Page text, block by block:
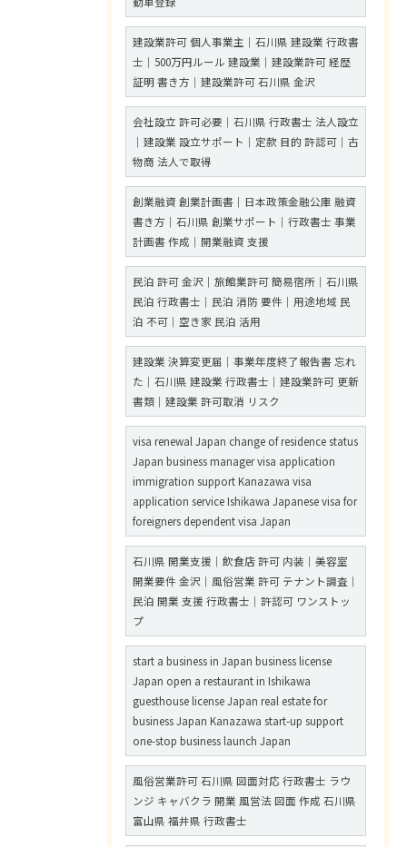
建設業許可 個人事業主｜石川県 建設業 行政書
士｜500万円ルール 建設業｜建設業許可 経歴
証明 書き方｜建設業許可 石川県 金沢
会社設立 許可必要｜石川県 行政書士 法人設立
｜建設業 設立サポート｜定款 目的 許認可｜古
物商 法人で取得
創業融資 創業計画書｜日本政策金融公庫 融資
書き方｜石川県 創業サポート｜行政書士 事業
計画書 作成｜開業融資 支援
民泊 許可 金沢｜旅館業許可 簡易宿所｜石川県
民泊 行政書士｜民泊 消防 要件｜用途地域 民
泊 不可｜空き家 民泊 活用
建設業 決算変更届｜事業年度終了報告書 忘れ
た｜石川県 建設業 行政書士｜建設業許可 更新
書類｜建設業 許可取消 リスク
visa renewal Japan change of residence status
Japan business manager visa application
immigration support Kanazawa visa
application service Ishikawa Japanese visa for
foreigners dependent visa Japan
石川県 開業支援｜飲食店 許可 内装｜美容室
開業要件 金沢｜風俗営業 許可 テナント調査｜
民泊 開業 支援 行政書士｜許認可 ワンストッ
プ
start a business in Japan business license
Japan open a restaurant in Ishikawa
guesthouse license Japan real estate for
business Japan Kanazawa start-up support
one-stop business launch Japan
風俗営業許可 石川県 図面対応 行政書士 ラウ
ンジ キャバクラ 開業 風営法 図面 作成 石川県
富山県 福井県 行政書士